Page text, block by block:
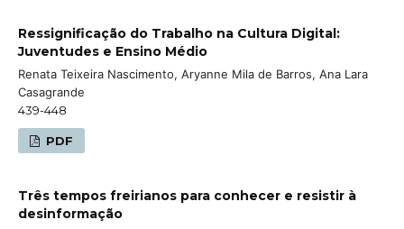
Ressignificação do Trabalho na Cultura Digital:
Juventudes e Ensino Médio
Renata Teixeira Nascimento, Aryanne Mila de Barros, Ana Lara
Casagrande
439-448
PDF
Três tempos freirianos para conhecer e resistir à
desinformação